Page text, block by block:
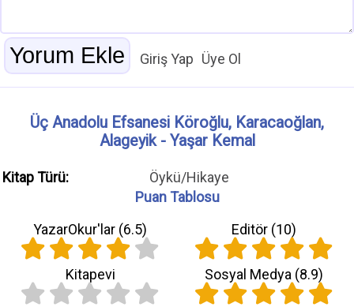
Giriş Yap Üye Ol
Üç Anadolu Efsanesi Köroğlu, Karacaoğlan,
Alageyik - Yaşar Kemal
Kitap Türü:
Öykü/Hikaye
Puan Tablosu
YazarOkur'lar (6.5) Editör (10)
Kitapevi Sosyal Medya (8.9)